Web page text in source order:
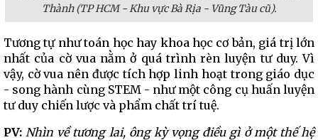
Thành (TP HCM - Khu vực Bà Rịa - Vũng Tàu cũ).
Tương tự như toán học hay khoa học cơ bản, giá trị lớn
nhất của cờ vua nằm ở quá trình rèn luyện tư duy. Vì
vậy, cờ vua nên được tích hợp linh hoạt trong giáo dục
- song hành cùng STEM - như một công cụ huấn luyện
tư duy chiến lược và phẩm chất trí tuệ.
PV: Nhìn về tương lai, ông kỳ vọng điều gì ở một thế hệ